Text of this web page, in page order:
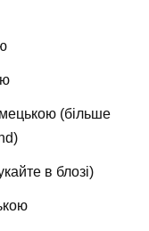
(більше
в блозі)